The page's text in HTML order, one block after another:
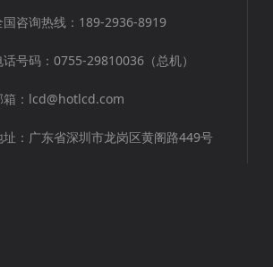
国咨询热线：189-2936-8919
话号码：0755-29810036（总机）
箱：lcd@hotlcd.com
址：广东省深圳市龙岗区黄阁路449号